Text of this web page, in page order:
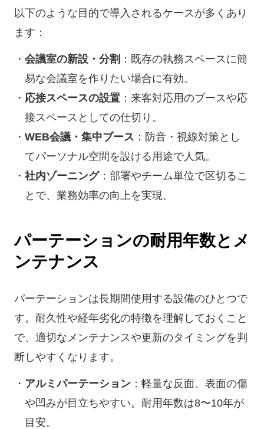
以下のような目的で導入されるケースが多くあり
ます：
会議室の新設・分割 ：既存の執務スペースに簡
易な会議室を作りたい場合に有効。
応接スペースの設置：来客対応用のブースや応
接スペースとしての仕切り。
WEB会議・集中ブース ：防音・視線対策とし
てパーソナル空間を設ける用途で人気。
社内ゾーニング：部署やチーム単位で区切るこ
とで、業務効率の向上を実現。
パーテーションの耐用年数とメ
ンテナンス
パーテーションは長期間使用する設備のひとつで
す。耐久性や経年劣化の特徴を理解しておくこと
で、適切なメンテナンスや更新のタイミングを判
断しやすくなります。
アルミパーテーション：軽量な反面、表面の傷
や凹みが目立ちやすい。耐用年数は8〜10年が
目安。